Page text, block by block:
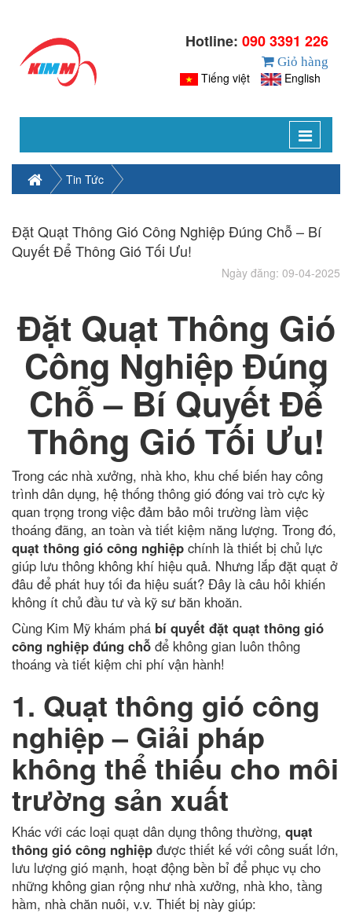
Hotline: 090 3391 226
Giỏ hàng
Tiếng việt English
Toggle
Tin Tức
Đặt Quạt Thông Gió Công Nghiệp Đúng Chỗ – Bí
Quyết Để Thông Gió Tối Ưu!
Ngày đăng: 09-04-2025
Đặt Quạt Thông Gió
Công Nghiệp Đúng
Chỗ – Bí Quyết Để
Thông Gió Tối Ưu!
Trong các nhà xưởng, nhà kho, khu chế biến hay công
trình dân dụng, hệ thống thông gió đóng vai trò cực kỳ
quan trọng trong việc đảm bảo môi trường làm việc
thoáng đãng, an toàn và tiết kiệm năng lượng. Trong đó,
quạt thông gió công nghiệp chính là thiết bị chủ lực
giúp lưu thông không khí hiệu quả. Nhưng lắp đặt quạt ở
đâu để phát huy tối đa hiệu suất? Đây là câu hỏi khiến
không ít chủ đầu tư và kỹ sư băn khoăn.
Cùng Kim Mỹ khám phá bí quyết đặt quạt thông gió
công nghiệp đúng chỗ để không gian luôn thông
thoáng và tiết kiệm chi phí vận hành!
1. Quạt thông gió công
nghiệp – Giải pháp
không thể thiếu cho môi
trường sản xuất
Khác với các loại quạt dân dụng thông thường, quạt
thông gió công nghiệp được thiết kế với công suất lớn,
lưu lượng gió mạnh, hoạt động bền bỉ để phục vụ cho
những không gian rộng như nhà xưởng, nhà kho, tầng
hầm, nhà chăn nuôi, v.v. Thiết bị này giúp: